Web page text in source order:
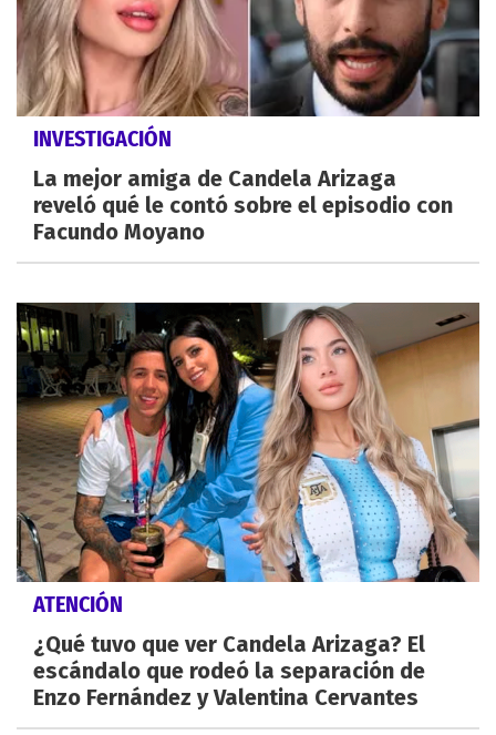
INVESTIGACIÓN
La mejor amiga de Candela Arizaga
reveló qué le contó sobre el episodio con
Facundo Moyano
ATENCIÓN
¿Qué tuvo que ver Candela Arizaga? El
escándalo que rodeó la separación de
Enzo Fernández y Valentina Cervantes